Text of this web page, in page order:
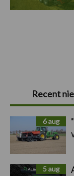
Primaire
Sidebar
Recent
6 aug
5 aug